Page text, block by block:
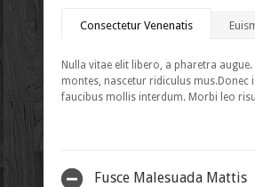
Consectetur Venenatis
Nulla vitae elit libero, a pharetra
montes, nascetur ridiculus mus.Donec
faucibus mollis interdum. Morbi leo
Fusce Malesuada Mattis